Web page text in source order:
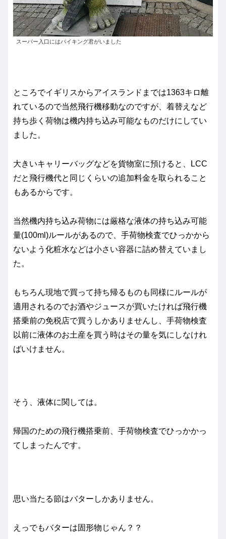
スーパー入口にはバイキング君がいました
ところでイギリスからアイスランドまでは1363キロ離
れているので当然飛行機移動なのですが、着替えなど
持ち歩く荷物は機内持ち込み可能なものだけにしてい
ました。
大きいキャリーバッグなどを貨物室に預けると、LCC
だと飛行機代と同じくらいの追加料金を取られること
もあるからです。
当然機内持ち込み荷物には厳格な液体の持ち込み可能
量(100ml)ルールがあるので、手荷物検査でひっかから
ないよう化粧水などは小さい容器に詰め替えていまし
た。
もちろん現地で買って持ち帰るものも同様にルールが
適用されるのでお酒やジュースが買いたければ飛行機
搭乗前の免税店で買うしかありませんし、手荷物検査
以前に液体のお土産を買う時はその量を気にしなけれ
ばいけません。
そう、液体に関しては。
帰国のための飛行機搭乗前、手荷物検査でひっかかっ
てしまったんです。
思い当たる節はバターしかありません。
えっでもバターは固形物じゃん？？